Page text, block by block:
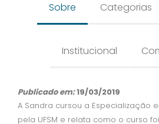
Sobre Categorias
Institucional
Publicado em:19/03/2019
A Sandra cursou a Especialização
pela UFSM e relata como o curso